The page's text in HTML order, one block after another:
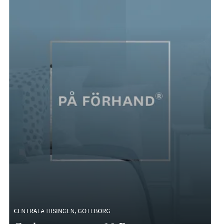
CENTRALA HISINGEN, GÖTEBORG